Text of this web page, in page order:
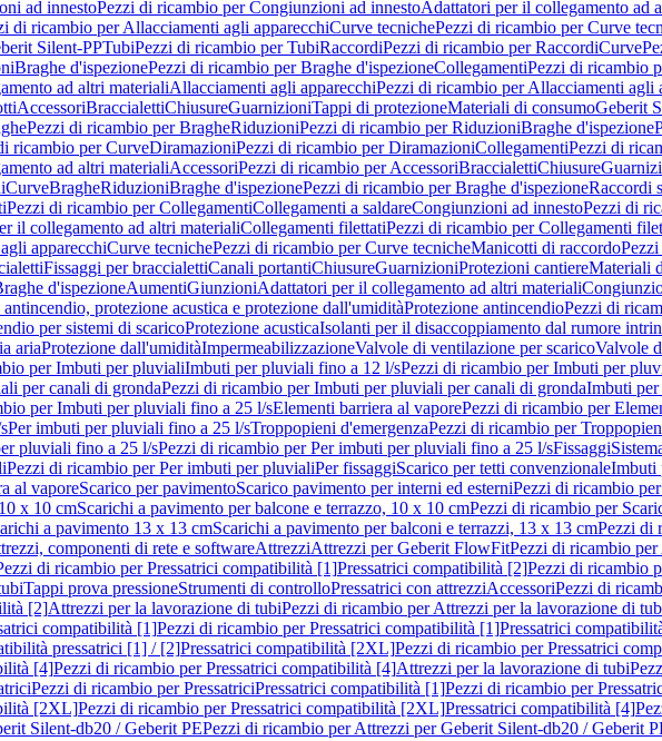
ad innestoPezzi di ricambio per Congiunzioni ad innestoAdattatori per il collegamento ad
di ricambio per Allacciamenti agli apparecchiCurve tecnichePezzi di ricambio per Curve
Silent-PPTubiPezzi di ricambio per TubiRaccordiPezzi di ricambio per RaccordiCurve
Braghe d'ispezionePezzi di ricambio per Braghe d'ispezioneCollegamentiPezzi di ricambio
ad altri materialiAllacciamenti agli apparecchiPezzi di ricambio per Allacciamenti agli
AccessoriBraccialettiChiusureGuarnizioniTappi di protezioneMateriali di consumoGeberit
Pezzi di ricambio per BragheRiduzioniPezzi di ricambio per RiduzioniBraghe d'ispezione
ricambio per CurveDiramazioniPezzi di ricambio per DiramazioniCollegamentiPezzi di
ad altri materialiAccessoriPezzi di ricambio per AccessoriBraccialettiChiusure
CurveBragheRiduzioniBraghe d'ispezionePezzi di ricambio per Braghe d'ispezioneRaccordi
Pezzi di ricambio per CollegamentiCollegamenti a saldareCongiunzioni ad innestoPezzi di
il collegamento ad altri materialiCollegamenti filettatiPezzi di ricambio per Collegamenti
apparecchiCurve tecnichePezzi di ricambio per Curve tecnicheManicotti di raccordo
Fissaggi per braccialettiCanali portantiChiusureGuarnizioniProtezioni cantiereMateriali
d'ispezioneAumentiGiunzioniAdattatori per il collegamento ad altri materiali
antincendio, protezione acustica e protezione dall'umiditàProtezione antincendioPezzi di
per sistemi di scaricoProtezione acusticaIsolanti per il disaccoppiamento dal rumore
ariaProtezione dall'umiditàImpermeabilizzazioneValvole di ventilazione per scaricoValvole
per Imbuti per pluvialiImbuti per pluviali fino a 12 l/sPezzi di ricambio per Imbuti per
per canali di grondaPezzi di ricambio per Imbuti per pluviali per canali di grondaImbuti
per Imbuti per pluviali fino a 25 l/sElementi barriera al vaporePezzi di ricambio per
Per imbuti per pluviali fino a 25 l/sTroppopieni d'emergenzaPezzi di ricambio per
pluviali fino a 25 l/sPezzi di ricambio per Per imbuti per pluviali fino a 25 l/sFissaggi
Pezzi di ricambio per Per imbuti per pluvialiPer fissaggiScarico per tetti convenzionaleImbuti
al vaporeScarico per pavimentoScarico pavimento per interni ed esterniPezzi di ricambio
x 10 cmScarichi a pavimento per balcone e terrazzo, 10 x 10 cmPezzi di ricambio per
a pavimento 13 x 13 cmScarichi a pavimento per balconi e terrazzi, 13 x 13 cmPezzi di
componenti di rete e softwareAttrezziAttrezzi per Geberit FlowFitPezzi di ricambio
di ricambio per Pressatrici compatibilità [1]Pressatrici compatibilità [2]Pezzi di ricambio
Tappi prova pressioneStrumenti di controlloPressatrici con attrezziAccessoriPezzi di
[2]Attrezzi per la lavorazione di tubiPezzi di ricambio per Attrezzi per la lavorazione di
compatibilità [1]Pezzi di ricambio per Pressatrici compatibilità [1]Pressatrici
pressatrici [1] / [2]Pressatrici compatibilità [2XL]Pezzi di ricambio per Pressatrici
[4]Pezzi di ricambio per Pressatrici compatibilità [4]Attrezzi per la lavorazione di tubi
Pezzi di ricambio per PressatriciPressatrici compatibilità [1]Pezzi di ricambio per
[2XL]Pezzi di ricambio per Pressatrici compatibilità [2XL]Pressatrici compatibilità [4]
Silent-db20 / Geberit PEPezzi di ricambio per Attrezzi per Geberit Silent-db20 / Geberit